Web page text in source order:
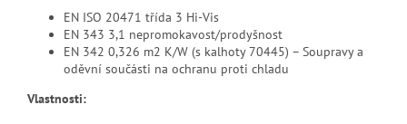
EN ISO 20471 třída 3 Hi-Vis
EN 343 3,1 nepromokavost/prodyšnost
EN 342 0,326 m2 K/W (s kalhoty 70445) – Soupravy a
oděvní součásti na ochranu proti chladu
Vlastnosti: